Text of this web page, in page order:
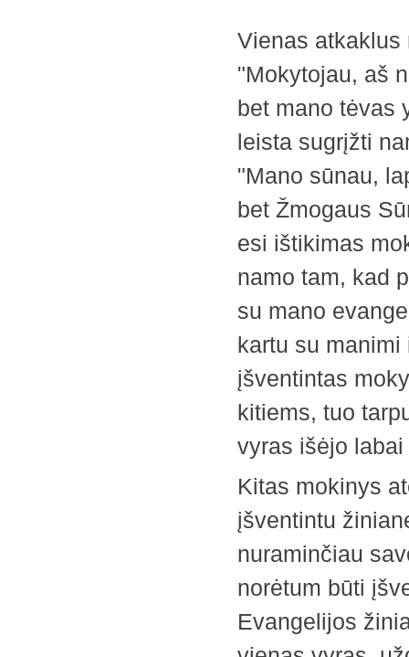
Vienas atkaklus
"Mokytojau, aš
bet mano tėvas
leista sugrįžti
"Mano sūnau,
bet Žmogaus
esi ištikimas
namo tam, kad
su mano
kartu su
įšventintas
kitiems, tuo
vyras išėjo
Kitas mokinys
įšventintu
nuraminčiau
norėtum būti
Evangelijos